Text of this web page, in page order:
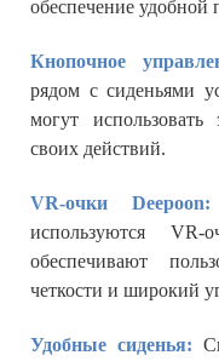
обеспечение удобной
Кнопочное
рядом с сиденьями
могут
своих действий.
VR-очки Deepoon:
используются
обеспечивают
четкости и широкий
Удобные сиденья: